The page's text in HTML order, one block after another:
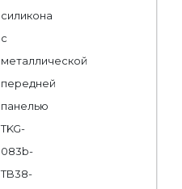
силикона
с
металлической
передней
панелью
TKG-
083b-
TB38-